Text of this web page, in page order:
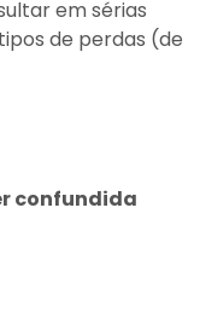
em sérias
de perdas (de
confundida